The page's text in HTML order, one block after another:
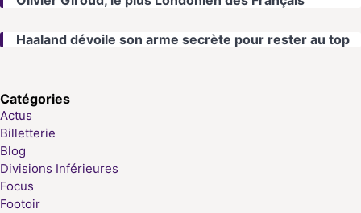
Haaland dévoile son arme secrète pour rester au top
Catégories
Actus
Billetterie
Blog
Divisions Inférieures
Focus
Footoir